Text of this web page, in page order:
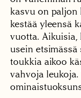
kasvu on paljon
kestää yleensä
vuotta.
usein
toukkia aikoo
vahvoja